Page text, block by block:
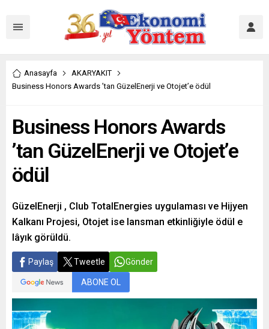
Anasayfa
AKARYAKIT
Business Honors Awards ’tan GüzelEnerji ve Otojet’e ödül
Business Honors Awards
’tan GüzelEnerji ve Otojet’e
ödül
GüzelEnerji , Club TotalEnergies uygulaması ve Hijyen
Kalkanı Projesi, Otojet ise lansman etkinliğiyle ödül e
lâyık görüldü.
Paylaş Tweetle Gönder
ABONE OL